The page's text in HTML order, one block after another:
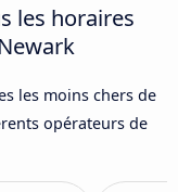
les horaires
les moins chers de
opérateurs de